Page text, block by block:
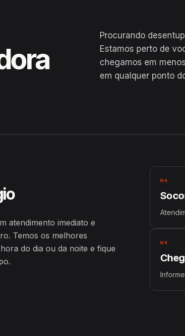
Procurando
Estamos perto de
chegamos em
em qualquer ponto
atendimento imediato e
Temos os melhores
do dia ou da noite e fique
H4
H4